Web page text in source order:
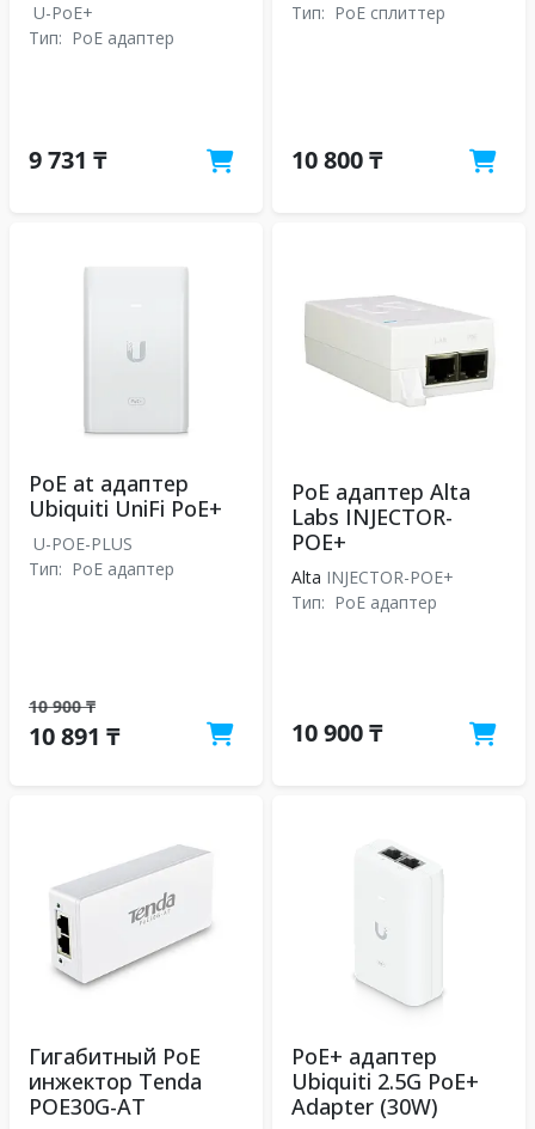
U-PoE+
Тип: PoE адаптер
9 731 ₸
Тип: PoE сплиттер
10 800 ₸
PoE at адаптер
Ubiquiti UniFi PoE+
U-POE-PLUS
Тип: PoE адаптер
10 900 ₸
10 891 ₸
PoE адаптер Alta
Labs INJECTOR-
POE+
Alta INJECTOR-POE+
Тип: PoE адаптер
10 900 ₸
Гигабитный PoE
инжектор Tenda
POE30G-AT
PoE+ адаптер
Ubiquiti 2.5G PoE+
Adapter (30W)